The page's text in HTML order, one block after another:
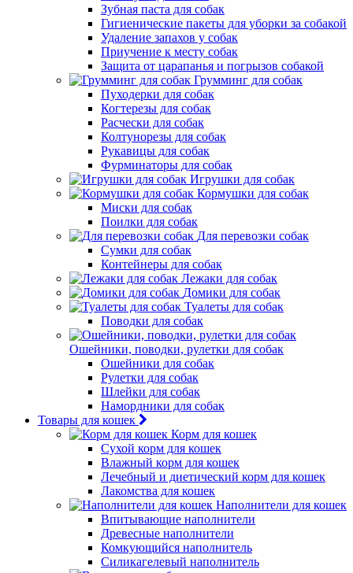
Зубная паста для собак
Гигиенические пакеты для уборки за собакой
Удаление запахов у собак
Приучение к месту собак
Защита от царапанья и погрызов собакой
Грумминг для собак
Пуходерки для собак
Когтерезы для собак
Расчески для собак
Колтунорезы для собак
Рукавицы для собак
Фурминаторы для собак
Игрушки для собак
Кормушки для собак
Миски для собак
Поилки для собак
Для перевозки собак
Сумки для собак
Контейнеры для собак
Лежаки для собак
Домики для собак
Туалеты для собак
Поводки для собак
Ошейники, поводки, рулетки для собак
Ошейники для собак
Рулетки для собак
Шлейки для собак
Намордники для собак
Товары для кошек
Корм для кошек
Сухой корм для кошек
Влажный корм для кошек
Лечебный и диетический корм для кошек
Лакомства для кошек
Наполнители для кошек
Впитывающие наполнители
Древесные наполнители
Комкующийся наполнитель
Силикагелевый наполнитель